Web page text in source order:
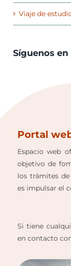
Viaje de
Síguenos
Portal
Espacio web
objetivo de
los trámites
es impulsar el
Si tiene
en contacto